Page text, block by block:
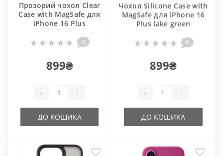
Прозорий чохол Clear
Case with MagSafe для
iPhone 16 Plus
0
899₴
- +
ДО КОШИКА
Чохол Silicone Case with
MagSafe для iPhone 16
Plus lake green
0
899₴
- +
ДО КОШИКА